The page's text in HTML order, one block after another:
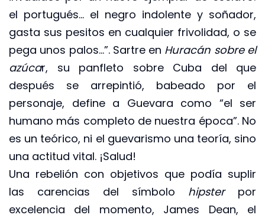
el portugués… el negro indolente y soñador,
gasta sus pesitos en cualquier frivolidad, o se
pega unos palos…”. Sartre en Huracán sobre el
azúcar, su panfleto sobre Cuba del que
después se arrepintió, babeado por el
personaje, define a Guevara como “el ser
humano más completo de nuestra época”. No
es un teórico, ni el guevarismo una teoría, sino
una actitud vital. ¡Salud!
Una rebelión con objetivos que podía suplir
las carencias del símbolo hipsterpor
excelencia del momento, James Dean, el